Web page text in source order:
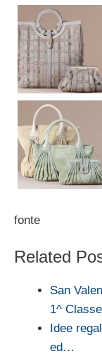
fonte
Related
San
1^ Classe
Idee
ed…